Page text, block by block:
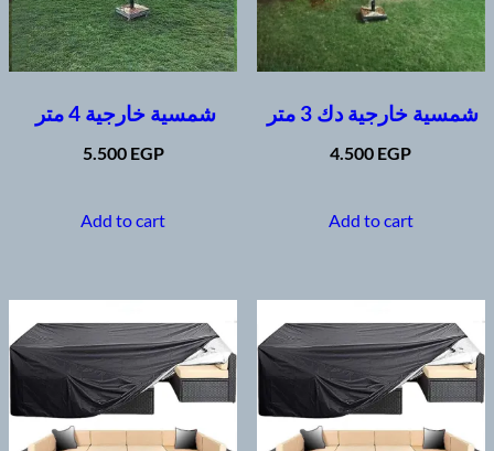
شمسية خارجية 4 متر
5.500 EGP
Add to cart
شمسية خارجية دك 3 متر
4.500 EGP
Add to cart